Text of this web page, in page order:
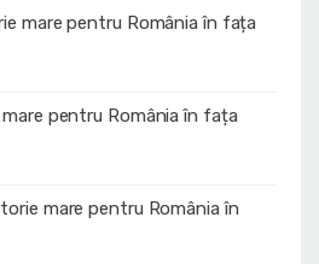
mare pentru România în fața
pentru România în fața
mare pentru România în